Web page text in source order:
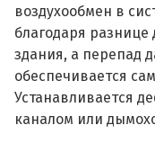
воздухообмен в
благодаря
здания, а перепад
обеспечивается
Устанавливается
каналом или